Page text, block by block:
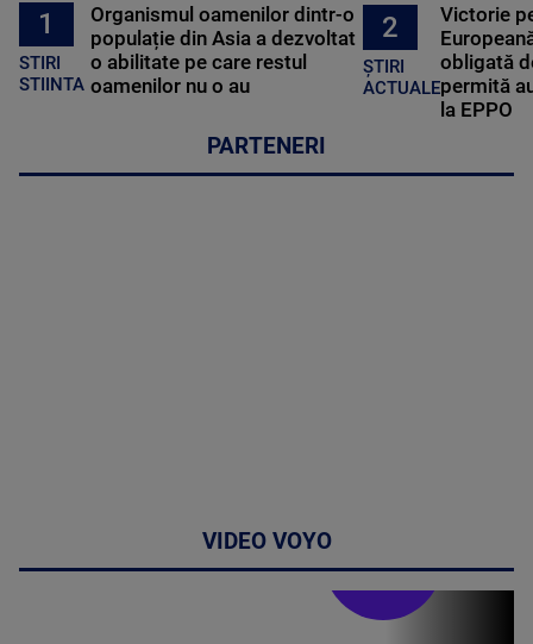
1
STIRI
STIINTA
Organismul oamenilor dintr-o
populație din Asia a dezvoltat
o abilitate pe care restul
oamenilor nu o au
2
ȘTIRI
ACTUALE
Victorie
obligată
permită
la EPPO
PARTENERI
VIDEO VOYO